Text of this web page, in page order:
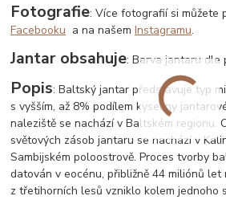
Fotografie: Více fotografií si můžete
Facebooku a na našemInstagramu.
Jantar obsahuje: Barva jantaru dle
Popis: Baltský jantar představuje typ
s vyšším, až 8% podílem kyseliny
naleziště se nachází v Baltském regionu.
světových zásob jantaru se nachází v
Sambijském poloostrově. Proces tvorby
datován v eocénu, přibližně 44 miliónů let
z třetihorních lesů vzniklo kolem jednoho